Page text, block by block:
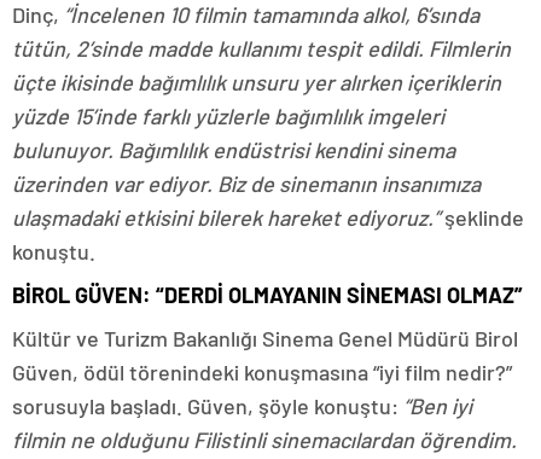
Dinç, “İncelenen 10 filmin tamamında alkol, 6’sında
tütün, 2’sinde madde kullanımı tespit edildi. Filmlerin
üçte ikisinde bağımlılık unsuru yer alırken içeriklerin
yüzde 15’inde farklı yüzlerle bağımlılık imgeleri
bulunuyor. Bağımlılık endüstrisi kendini sinema
üzerinden var ediyor. Biz de sinemanın insanımıza
ulaşmadaki etkisini bilerek hareket ediyoruz.”şeklinde
konuştu.
BİROL GÜVEN: “DERDİ OLMAYANIN SİNEMASI OLMAZ”
Kültür ve Turizm Bakanlığı Sinema Genel Müdürü Birol
Güven, ödül törenindeki konuşmasına “iyi film nedir?”
sorusuyla başladı. Güven, şöyle konuştu: “Ben iyi
filmin ne olduğunu Filistinli sinemacılardan öğrendim.